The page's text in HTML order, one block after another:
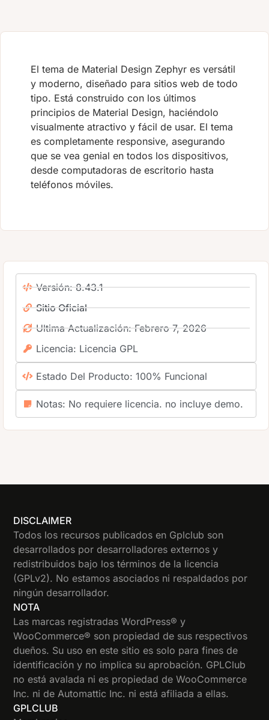
El tema de Material Design Zephyr es versátil
y moderno, diseñado para sitios web de todo
tipo. Está construido con los últimos
principios de Material Design, haciéndolo
visualmente atractivo y fácil de usar. El tema
es completamente responsive, asegurando
que se vea genial en todos los dispositivos,
desde computadoras de escritorio hasta
teléfonos móviles.
Versión: 8.43.1
Sitio Oficial
Ultima Actualización: Febrero 7, 2026
Licencia: Licencia GPL
Estado Del Producto: 100% Funcional
Notas: No requiere licencia. no incluye demo.
DISCLAIMER
Todos los recursos publicados en Gplclub son
desarrollados por desarrolladores externos y
redistribuidos bajo los términos de la licencia
(GPLv2). No estamos asociados ni respaldados por
ningún desarrollador.
NOTA
Las marcas registradas WordPress® y
WooCommerce® son propiedad de sus respectivos
dueños. Su uso en este sitio es solo para fines de
identificación y no implica su aprobación. GPLClub
no está avalada ni es propiedad de WooCommerce
Inc. ni de Automattic Inc. ni está afiliada a ellas.
GPLCLUB